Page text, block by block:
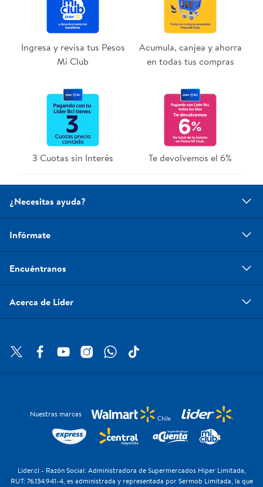
Ingresa y revisa tus Pesos
Mi Club
Acumula, canjea y ahorra
en todas tus compras
3 Cuotas sin Interés Te devolvemos el 6%
¿Necesitas ayuda?
Infórmate
Encuéntranos
Acerca de Lider
Nuestras marcas
Lider.cl - Razón Social: Administradora de Supermercados Hiper Limitada,
RUT: 76.134.941-4, es administrada y representada por Sermob Limitada, la que